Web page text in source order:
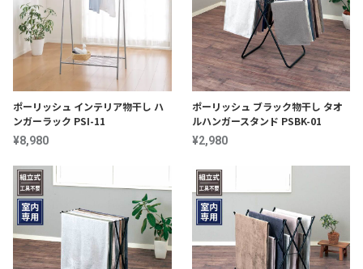
ポーリッシュ インテリア物干し ハ
ンガーラック PSI-11
¥8,980
ポーリッシュ ブラック物干し タオ
ルハンガースタンド PSBK-01
¥2,980